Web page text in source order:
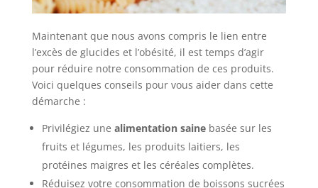
Maintenant que nous avons compris le lien entre
l’excès de glucides et l’obésité, il est temps d’agir
pour réduire notre consommation de ces produits.
Voici quelques conseils pour vous aider dans cette
démarche :
Privilégiez une alimentation sainebasée sur les
fruits et légumes, les produits laitiers, les
protéines maigres et les céréales complètes.
Réduisez votre consommation de boissons sucrées